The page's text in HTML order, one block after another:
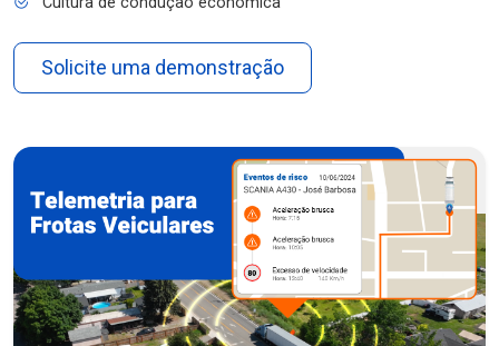
Solicite uma demonstração